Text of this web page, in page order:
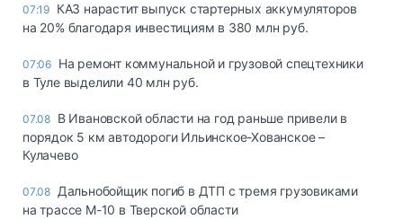
07:19 КАЗ нарастит выпуск стартерных аккумуляторов
на 20% благодаря инвестициям в 380 млн руб.
07:06 На ремонт коммунальной и грузовой спецтехники
в Туле выделили 40 млн руб.
07.08 В Ивановской области на год раньше привели в
порядок 5 км автодороги Ильинское-Хованское –
Кулачево
07.08 Дальнобойщик погиб в ДТП с тремя грузовиками
на трассе М-10 в Тверской области